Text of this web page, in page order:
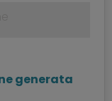
generata